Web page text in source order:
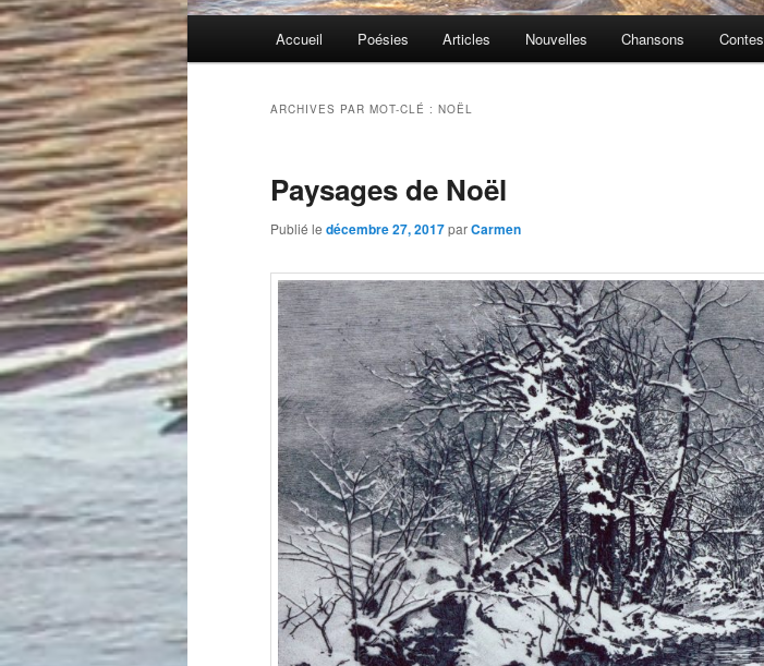
Accueil Poésies Articles Nouvelles Chansons Contes
ARCHIVES PAR MOT-CLÉ : NOËL
Paysages de Noël
Publié le décembre 27, 2017parCarmen